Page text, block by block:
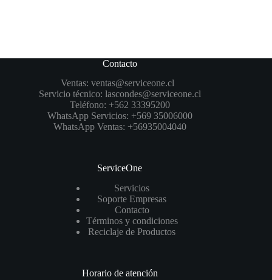
Contacto
Ventas: ventas@serviceone.cl
Servicio técnico: lascondes@serviceone.cl
Teléfono: +562 33395200
WhatsApp Servicios: +569 35006000
WhatsApp Ventas: +56935004040
ServiceOne
Servicios
Soporte Empresas
Contacto
Términos y condiciones
Reciclaje de Productos
Horario de atención